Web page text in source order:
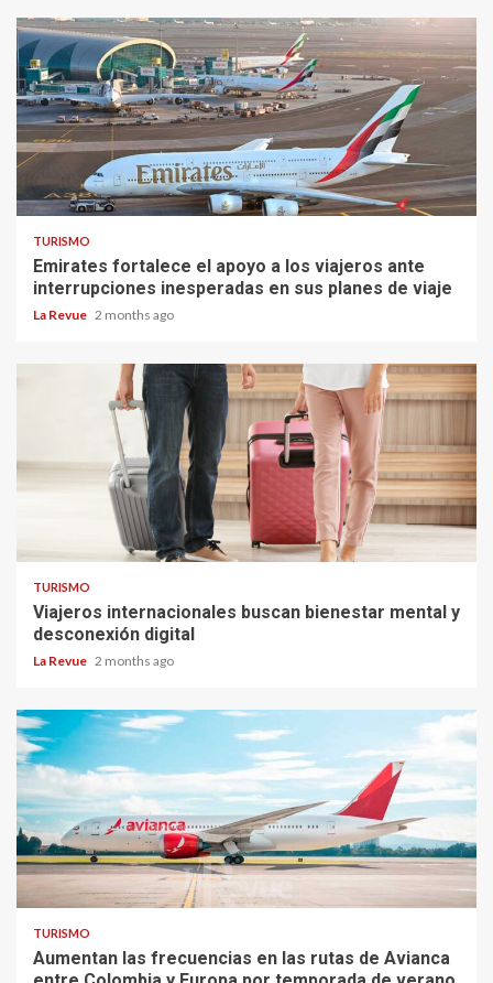
TURISMO
Emirates fortalece el apoyo a los viajeros ante
interrupciones inesperadas en sus planes de viaje
La Revue 2 months ago
TURISMO
Viajeros internacionales buscan bienestar mental y
desconexión digital
La Revue 2 months ago
TURISMO
Aumentan las frecuencias en las rutas de Avianca